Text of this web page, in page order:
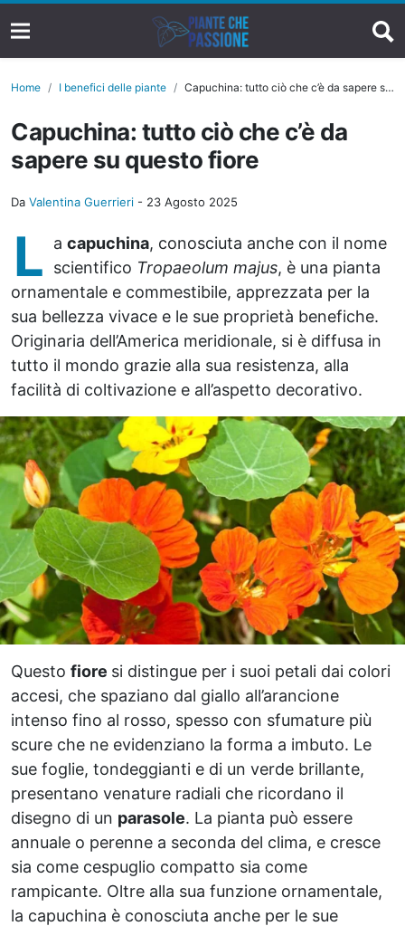
Home I benefici delle piante Capuchina: tutto ciò che c’è da sapere su questo fiore
Capuchina: tutto ciò che c’è da
sapere su questo fiore
Da Valentina Guerrieri - 23 Agosto 2025
L a capuchina, conosciuta anche con il nome
scientifico Tropaeolum majus, è una pianta
ornamentale e commestibile, apprezzata per la
sua bellezza vivace e le sue proprietà benefiche.
Originaria dell’America meridionale, si è diffusa in
tutto il mondo grazie alla sua resistenza, alla
facilità di coltivazione e all’aspetto decorativo.
Questo fiore si distingue per i suoi petali dai colori
accesi, che spaziano dal giallo all’arancione
intenso fino al rosso, spesso con sfumature più
scure che ne evidenziano la forma a imbuto. Le
sue foglie, tondeggianti e di un verde brillante,
presentano venature radiali che ricordano il
disegno di un parasole. La pianta può essere
annuale o perenne a seconda del clima, e cresce
sia come cespuglio compatto sia come
rampicante. Oltre alla sua funzione ornamentale,
la capuchina è conosciuta anche per le sue